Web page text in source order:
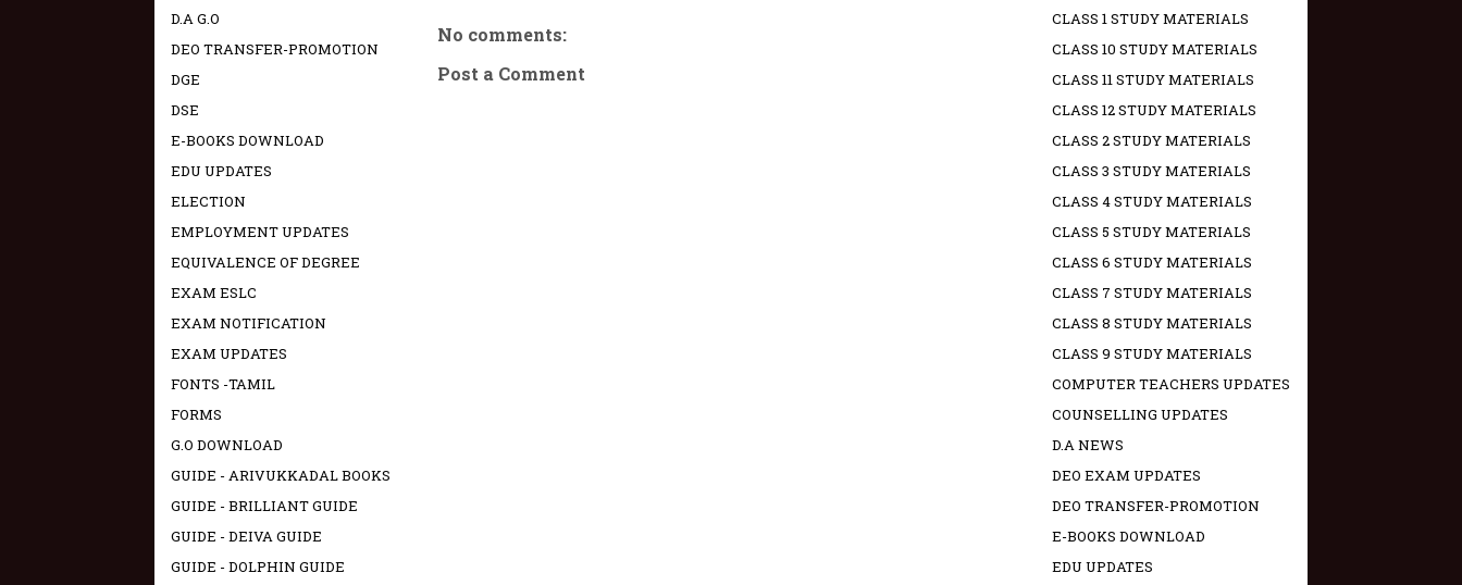
No comments:
Post a Comment
D.A G.O
DEO TRANSFER-PROMOTION
DGE
DSE
E-BOOKS DOWNLOAD
EDU UPDATES
ELECTION
EMPLOYMENT UPDATES
EQUIVALENCE OF DEGREE
EXAM ESLC
EXAM NOTIFICATION
EXAM UPDATES
FONTS -TAMIL
FORMS
G.O DOWNLOAD
GUIDE - ARIVUKKADAL BOOKS
GUIDE - BRILLIANT GUIDE
GUIDE - DEIVA GUIDE
GUIDE - DOLPHIN GUIDE
CLASS 1 STUDY MATERIALS
CLASS 10 STUDY MATERIALS
CLASS 11 STUDY MATERIALS
CLASS 12 STUDY MATERIALS
CLASS 2 STUDY MATERIALS
CLASS 3 STUDY MATERIALS
CLASS 4 STUDY MATERIALS
CLASS 5 STUDY MATERIALS
CLASS 6 STUDY MATERIALS
CLASS 7 STUDY MATERIALS
CLASS 8 STUDY MATERIALS
CLASS 9 STUDY MATERIALS
COMPUTER TEACHERS UPDATES
COUNSELLING UPDATES
D.A NEWS
DEO EXAM UPDATES
DEO TRANSFER-PROMOTION
E-BOOKS DOWNLOAD
EDU UPDATES